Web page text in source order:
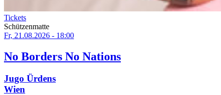
Tickets
Schützenmatte
Fr, 21.08.2026 - 18:00
No Borders No Nations
Jugo Ürdens
Wien